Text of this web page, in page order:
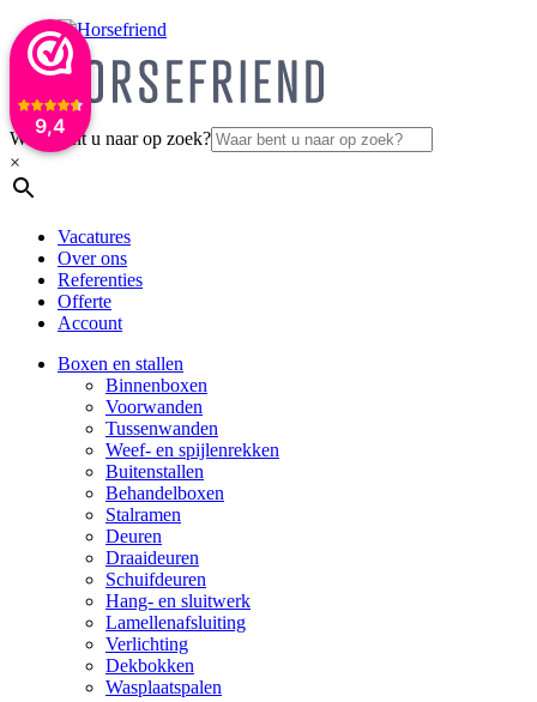
9,4
Waar bent u naar op zoek?
×
Vacatures
Over ons
Referenties
Offerte
Account
Boxen en stallen
Binnenboxen
Voorwanden
Tussenwanden
Weef- en spijlenrekken
Buitenstallen
Behandelboxen
Stalramen
Deuren
Draaideuren
Schuifdeuren
Hang- en sluitwerk
Lamellenafsluiting
Verlichting
Dekbokken
Wasplaatspalen